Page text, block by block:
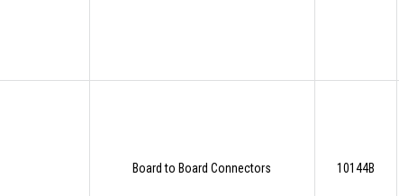
Board to Board Connectors 10144B